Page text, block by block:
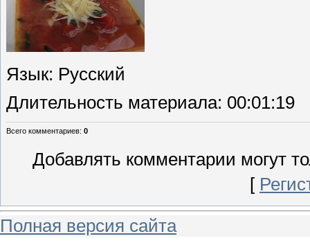
Язык: Русский
Длительность материала: 00:01:19
Всего комментариев: 0
Добавлять комментарии могут
[
Полная версия сайта